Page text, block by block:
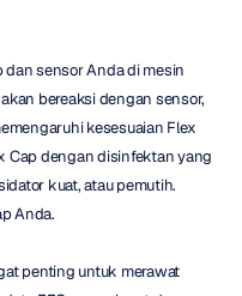
sensor Anda di mesin
bereaksi dengan sensor,
kesesuaian Flex
Cap dengan disinfektan yang
kuat, atau pemutih.
Anda.
penting untuk merawat